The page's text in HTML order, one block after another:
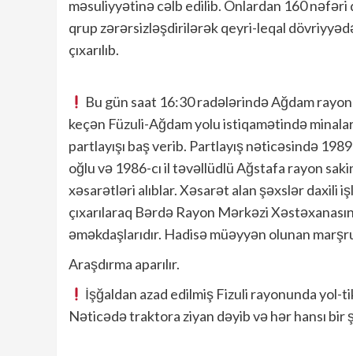
məsuliyyətinə cəlb edilib. Onlardan 160
qrup zərərsizləşdirilərək qeyri-leqal
çıxarılıb.
Bu gün saat 16:30 radələrində Ağdam
keçən Füzuli-Ağdam yolu istiqamətində
partlayışı baş verib. Partlayış nəticəsində
oğlu və 1986-cı il təvəllüdlü Ağstafa rayon
xəsarətləri alıblar. Xəsarət alan şəxslər daxili
çıxarılaraq Bərdə Rayon Mərkəzi
əməkdaşlarıdır. Hadisə müəyyən olunan
Araşdırma aparılır.
İşğaldan azad edilmiş Fizuli rayonunda
Nəticədə traktora ziyan dəyib və hər hansı bir